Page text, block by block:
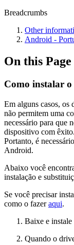
Breadcrumbs
Other
Android -
On this Page
Como instalar
Em alguns casos, os
não permitem uma
necessário para que
dispositivo com êxito.
Portanto, é
Android.
Abaixo você
instalação e
Se você precisar
como o fazeraqui.
Baixe e
Quando o